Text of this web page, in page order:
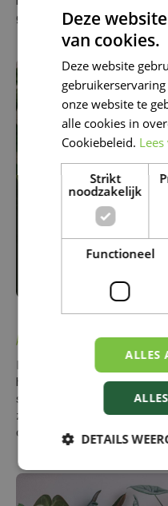
geschikte ondergrond.
ALOCASIA SILVER DRAGON OF
Heb je al wat ervaring met
hartenlust experimenteren
soorten. Zoals de
Silver
zilverachtig glanzen, of de
donkerdere en dikkere
Deze
van cookies.
Deze website
onze website te
alle cookies in
Cookiebeleid.
Strikt
noodzakelijk
Functioneel
ALLES
DETAILS